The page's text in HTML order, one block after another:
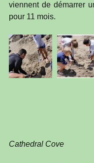
viennent de démarrer
pour 11 mois.
Cathedral Cove